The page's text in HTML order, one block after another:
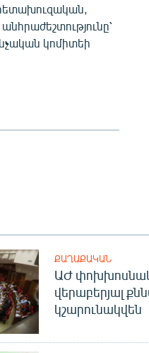
կոմիտեի
ՔԱՂԱՔԱԿԱՆ
ԱԺ
վերաբերյալ
կշարունակվեն